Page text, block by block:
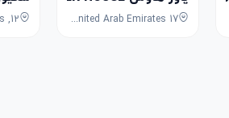
17 Baniyas Rd - Deira - Al Rigga - Dubai - United Arab Emirates